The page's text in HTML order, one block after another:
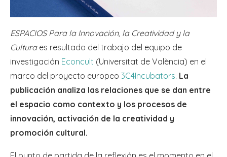
ESPACIOS Para la Innovación, la Creatividad y la
Culturaes resultado del trabajo del equipo de
investigación Econcult (Universitat de València) en el
marco del proyecto europeo 3C4Incubators. La
publicación analiza las relaciones que se dan entre
el espacio como contexto y los procesos de
innovación, activación de la creatividad y
promoción cultural.